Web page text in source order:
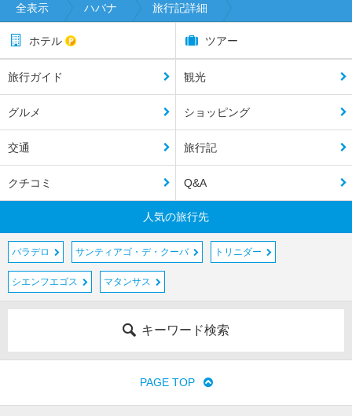
全表示 ハバナ 旅行記詳細
ホテル ツアー
旅行ガイド 観光
グルメ ショッピング
交通 旅行記
クチコミ Q&A
人気の旅行先
バラデロ サンティアゴ・デ・クーバ トリニダー
シエンフエゴス マタンサス
キーワード検索
PAGE TOP